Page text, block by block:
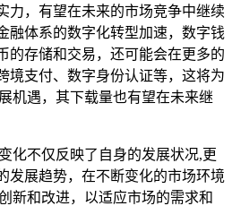
力，有望在未来的市场竞争中继续
融体系的数字化转型加速，数字钱
的存储和交易，还可能会在更多的
境支付、数字身份认证等，这将为
机遇，其下载量也有望在未来继
化不仅反映了自身的发展状况,更
发展趋势，在不断变化的市场环境
新和改进，以适应市场的需求和